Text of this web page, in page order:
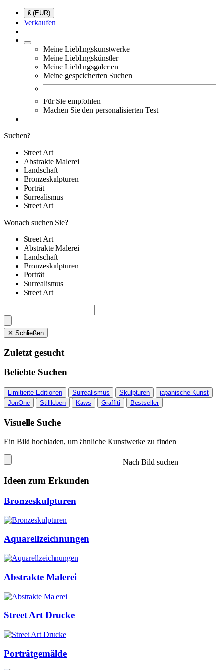
€ (EUR)
Verkaufen
Meine Lieblingskunstwerke
Meine Lieblingskünstler
Meine Lieblingsgalerien
Meine gespeicherten Suchen
Für Sie empfohlen
Machen Sie den personalisierten Test
Suchen?
Street Art
Abstrakte Malerei
Landschaft
Bronzeskulpturen
Porträt
Surrealismus
Street Art
Wonach suchen Sie?
Street Art
Abstrakte Malerei
Landschaft
Bronzeskulpturen
Porträt
Surrealismus
Street Art
✕ Schließen
Zuletzt gesucht
Beliebte Suchen
Limitierte Editionen Surrealismus Skulpturen
japanische Kunst
JonOne
Stillleben Kaws Graffiti Bestseller
Visuelle Suche
Ein Bild hochladen, um ähnliche Kunstwerke zu finden
Nach Bild suchen
Ideen zum Erkunden
Bronzeskulpturen
Aquarellzeichnungen
Abstrakte Malerei
Street Art Drucke
Porträtgemälde